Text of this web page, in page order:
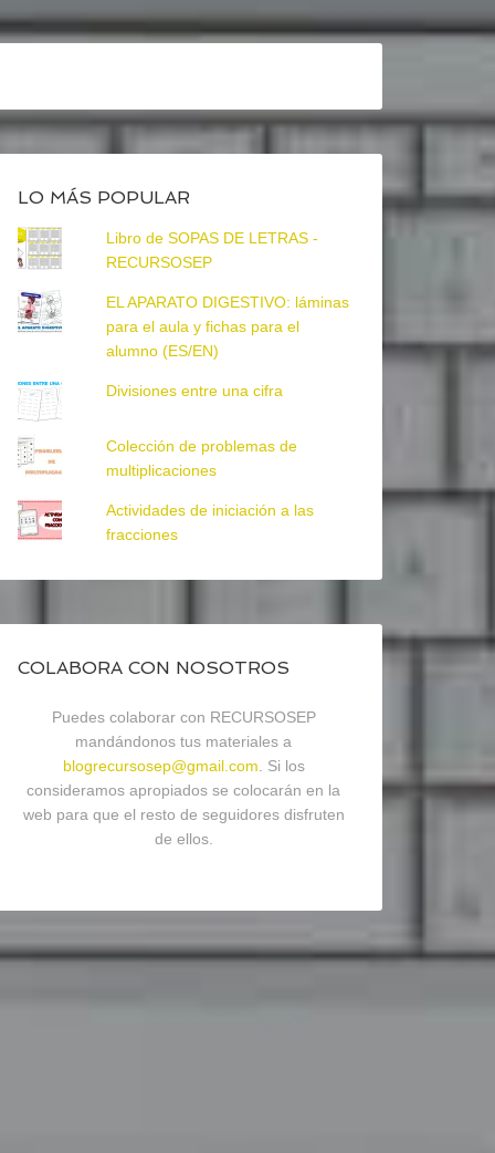
LO MÁS POPULAR
Libro de SOPAS DE LETRAS -
RECURSOSEP
EL APARATO DIGESTIVO: láminas
para el aula y fichas para el
alumno (ES/EN)
Divisiones entre una cifra
Colección de problemas de
multiplicaciones
Actividades de iniciación a las
fracciones
COLABORA CON NOSOTROS
Puedes colaborar con RECURSOSEP
mandándonos tus materiales a
blogrecursosep@gmail.com . Si los
consideramos apropiados se colocarán en la
web para que el resto de seguidores disfruten
de ellos.